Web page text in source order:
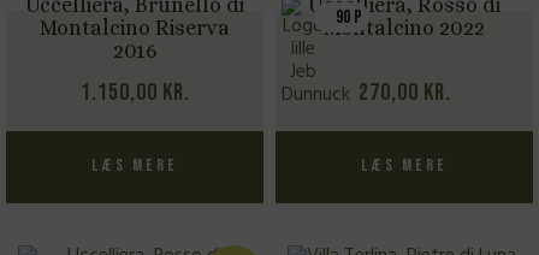
Uccelliera, Brunello di
Montalcino Riserva
2016
1.150,00 kr.
Læs mere
90 P
Uccelliera, Rosso di
Montalcino 2022
270,00 kr.
Læs mere